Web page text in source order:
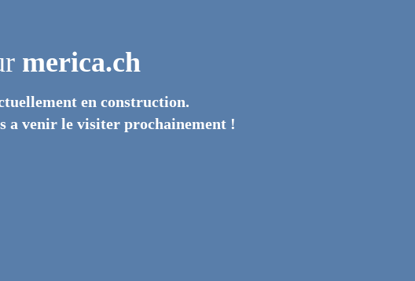
merica.ch
en construction.
a venir le visiter prochainement !